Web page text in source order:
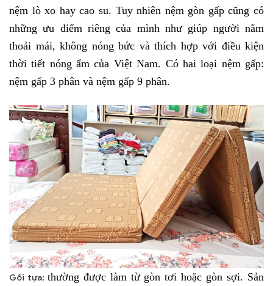
nệm lò xo hay cao su. Tuy nhiên nệm gòn gấp cũng có
những ưu điểm riêng của mình như giúp người nằm
thoải mái, không nóng bức và thích hợp với điều kiện
thời tiết nóng ẩm của Việt Nam. Có hai loại nệm gấp:
nệm gấp 3 phân và nệm gấp 9 phân.
Gối tựa: thường được làm từ gòn tơi hoặc gòn sợi. Sản